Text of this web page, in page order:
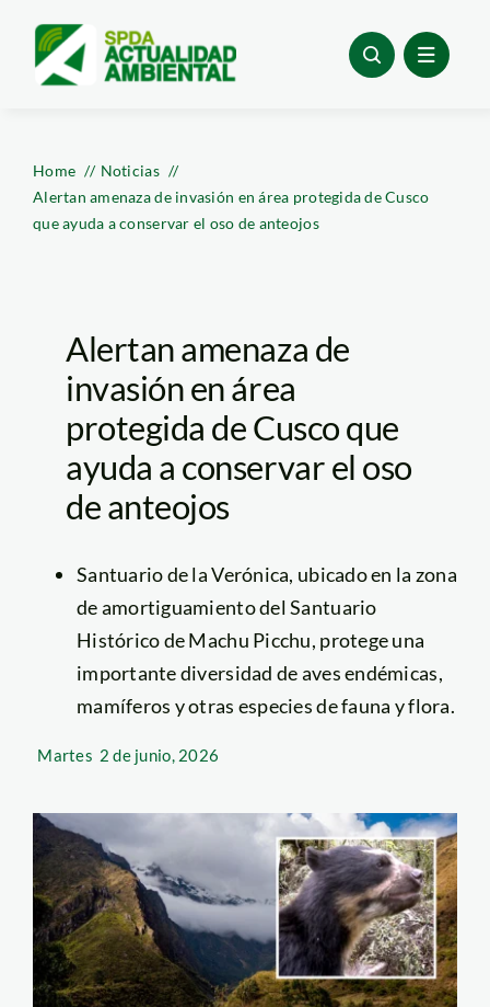
content
Home
Noticias
Alertan amenaza de invasión en área protegida de Cusco
que ayuda a conservar el oso de anteojos
Alertan amenaza de
invasión en área
protegida de Cusco que
ayuda a conservar el oso
de anteojos
Santuario de la Verónica, ubicado en la zona
de amortiguamiento del Santuario
Histórico de Machu Picchu, protege una
importante diversidad de aves endémicas,
mamíferos y otras especies de fauna y flora.
Martes 2 de junio, 2026